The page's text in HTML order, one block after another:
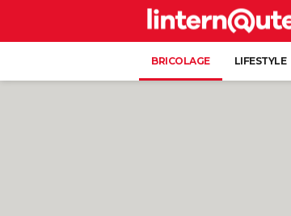
BRICOLAGE LIFESTYLE